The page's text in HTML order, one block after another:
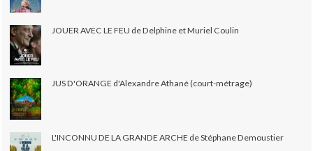
JOUER AVEC LE FEU de Delphine et Muriel Coulin
JUS D'ORANGE d'Alexandre Athané (court-métrage)
L'INCONNU DE LA GRANDE ARCHE de Stéphane Demoustier